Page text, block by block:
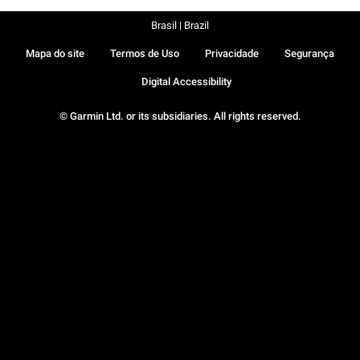
© Garmin Ltd. or its subsidiaries. All rights reserved.
Mapa do site Termos de Uso Privacidade Segurança
Digital Accessibility
Brasil | Brazil